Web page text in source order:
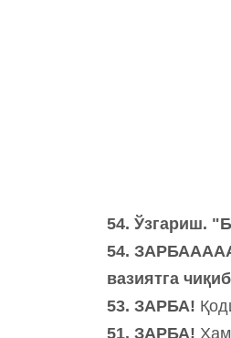
54. Ўзгариш.
54.
вазиятга
53. ЗАРБА!
51. ЗАРБА!